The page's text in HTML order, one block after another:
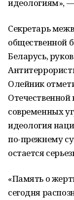
идеологиям»,
Секретарь
общественной
Беларусь,
Олейник
современных
идеология
по-прежнему
остается
«Память о
сегодня